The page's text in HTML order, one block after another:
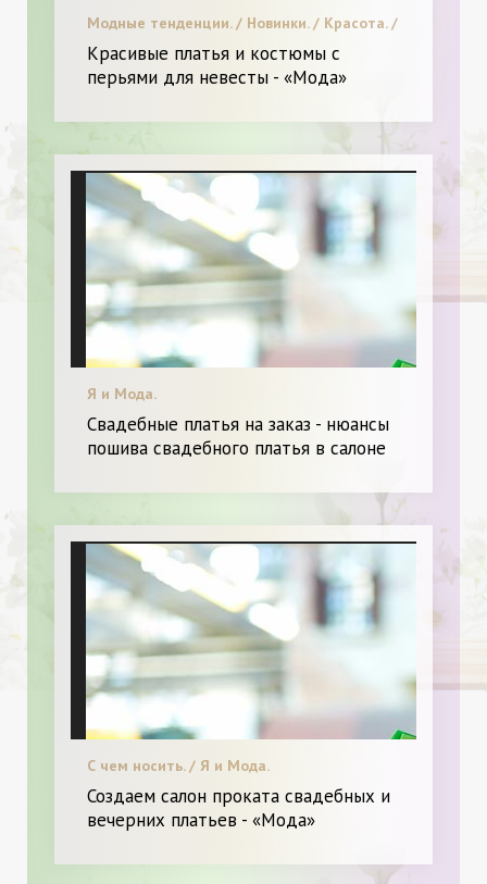
Модные тенденции. / Новинки. / Красота. /
Я и Мода.
Красивые платья и костюмы с
перьями для невесты - «Мода»
Я и Мода.
Свадебные платья на заказ - нюансы
пошива свадебного платья в салоне
С чем носить. / Я и Мода.
Создаем салон проката свадебных и
вечерних платьев - «Мода»